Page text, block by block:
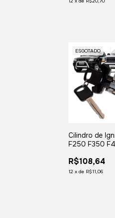
ESGOTADO
Cilindro de
F250 F350
R$108,64
12 xde R$11,06